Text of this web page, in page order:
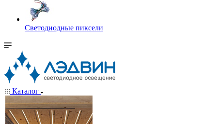
Светодиодные пиксели
Каталог